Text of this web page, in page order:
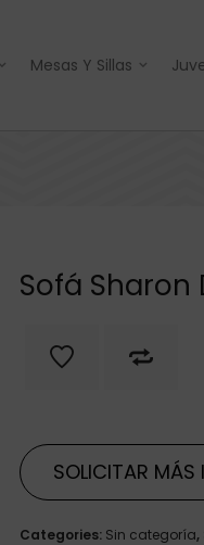
Mesas Y Sillas
Sofá Sharon
SOLICITAR MÁS
Categories: Sin categoría,